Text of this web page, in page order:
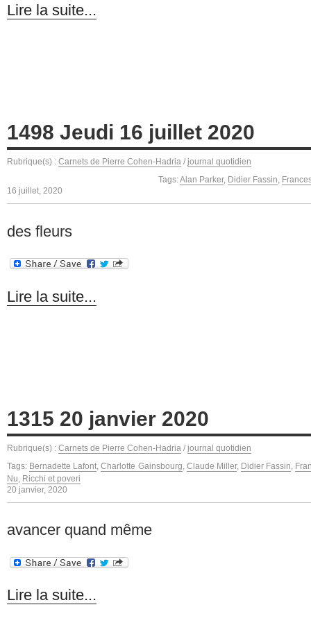
Lire la suite...
1498 Jeudi 16 juillet 2020
Rubrique(s) : Carnets de Pierre Cohen-Hadria / journal quotidien
Tags:Alan Parker, Didier Fassin,
16 juillet, 2020
des fleurs
Lire la suite...
1315 20 janvier 2020
Rubrique(s) : Carnets de Pierre Cohen-Hadria / journal quotidien
Tags: Bernadette Lafont,Charlotte Gainsbourg, Claude Miller, Didier Fassin,
Nu, Ricchi et poveri
20 janvier, 2020
avancer quand même
Lire la suite...